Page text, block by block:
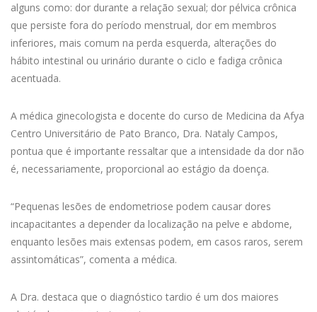
alguns como: dor durante a relação sexual; dor pélvica crônica
que persiste fora do período menstrual, dor em membros
inferiores, mais comum na perda esquerda, alterações do
hábito intestinal ou urinário durante o ciclo e fadiga crônica
acentuada.
A médica ginecologista e docente do curso de Medicina da Afya
Centro Universitário de Pato Branco, Dra. Nataly Campos,
pontua que é importante ressaltar que a intensidade da dor não
é, necessariamente, proporcional ao estágio da doença.
“Pequenas lesões de endometriose podem causar dores
incapacitantes a depender da localização na pelve e abdome,
enquanto lesões mais extensas podem, em casos raros, serem
assintomáticas”, comenta a médica.
A Dra. destaca que o diagnóstico tardio é um dos maiores